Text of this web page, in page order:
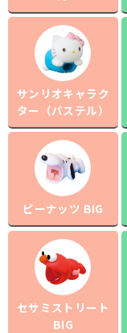
サンリオキャラク
ター（パステル）
ピーナッツ BIG
セサミストリート
BIG